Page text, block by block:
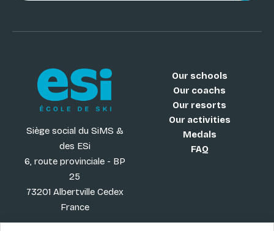
Siège social du SiMS &
des ESi
6, route provinciale - BP
25
73201 Albertville Cedex
France
Our schools
Our coachs
Our resorts
Our activities
Medals
FAQ